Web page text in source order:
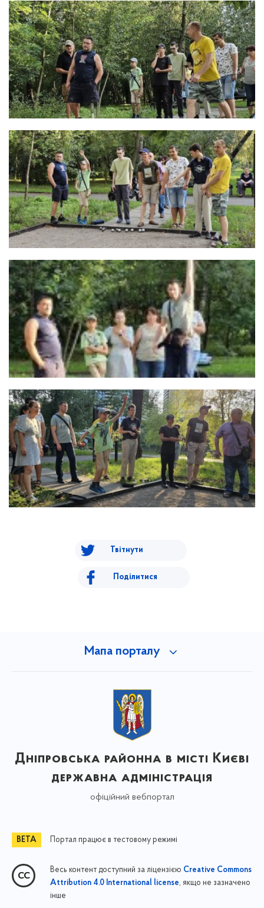
Твітнути
Поділитися
Мапа порталу
Дніпровська районна в місті Києві
державна адміністрація
офіційний вебпортал
Портал працює в тестовому режимі
Весь контент доступний за ліцензією Creative Commons
Attribution 4.0 International license, якщо не зазначено
інше